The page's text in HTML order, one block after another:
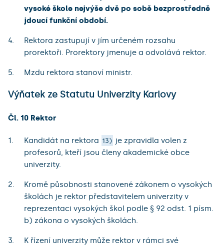
vysoké škole nejvýše dvě po sobě bezprostředně
jdoucí funkční období.
Rektora zastupují v jím určeném rozsahu
prorektoři. Prorektory jmenuje a odvolává rektor.
Mzdu rektora stanoví ministr.
Výňatek ze Statutu Univerzity Karlovy
Čl. 10 Rektor
Kandidát na rektora 13) je zpravidla volen z
profesorů, kteří jsou členy akademické obce
univerzity.
Kromě působnosti stanovené zákonem o vysokých
školách je rektor představitelem univerzity v
reprezentaci vysokých škol podle § 92 odst. 1 písm.
b) zákona o vysokých školách.
K řízení univerzity může rektor v rámci své